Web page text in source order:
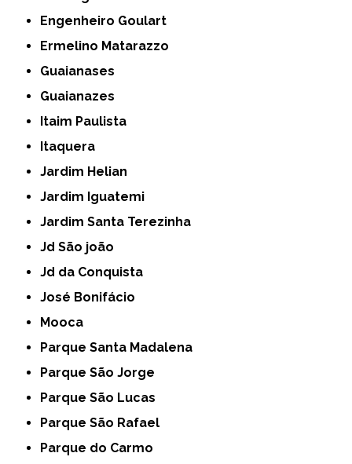
Engenheiro Goulart
Ermelino Matarazzo
Guaianases
Guaianazes
Itaim Paulista
Itaquera
Jardim Helian
Jardim Iguatemi
Jardim Santa Terezinha
Jd São joão
Jd da Conquista
José Bonifácio
Mooca
Parque Santa Madalena
Parque São Jorge
Parque São Lucas
Parque São Rafael
Parque do Carmo